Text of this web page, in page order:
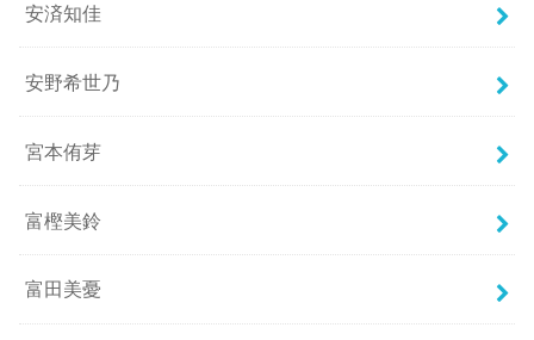
安済知佳
安野希世乃
宮本侑芽
富樫美鈴
富田美憂